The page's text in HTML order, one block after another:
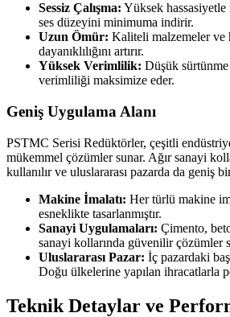
Sessiz Çalışma: Yüksek
ses düzeyini minimuma indirir.
Uzun Ömür: Kaliteli malzemeler ve
dayanıklılığını artırır.
Yüksek Verimlilik: Düşük sürtünme
verimliliği maksimize eder.
Geniş Uygulama Alanı
PSTMC Serisi Redüktörler, çeşitli
mükemmel çözümler sunar. Ağır sanayi
kullanılır ve uluslararası pazarda da geniş
Makine İmalatı: Her türlü makine
esneklikte tasarlanmıştır.
Sanayi Uygulamaları: Çimento,
sanayi kollarında güvenilir çözümler
Uluslararası Pazar: İç pazardaki
Doğu ülkelerine yapılan ihracatlarla
Teknik Detaylar ve